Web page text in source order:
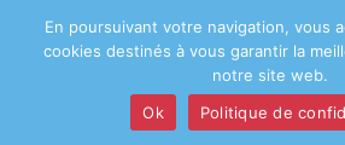
© 2018 Institution Sainte Geneviève Asnières-
la Marne 92600 Asnières-sur-Seine - Tél : 01 47
Politique de confidentialité
En poursuivant votre navigation, vous
cookies destinés à vous garantir la
notre site web.
Ok
Politique de